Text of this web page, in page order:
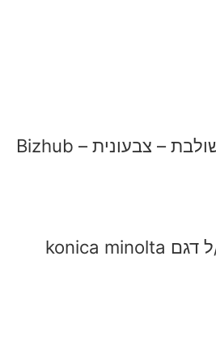
מכונת צילום משולבת – צבעונית – Bizhub
מכונת צילום ש/ל דגם konica minolta